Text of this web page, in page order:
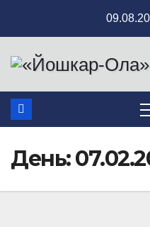
содержимому
День: